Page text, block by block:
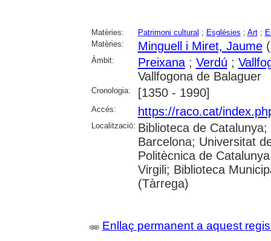
Matèries: Patrimoni cultural ; Esglésies ; Art;
Matèries:
Minguell i Miret, Jaume
Àmbit: Preixana; Verdú ;
Vallfogona de Balaguer
Cronologia: [1350 - 1990]
Accés: https://raco.cat/
Localització: Biblioteca de
Barcelona; Universitat
Politècnica de
Virgili; Biblioteca
(Tàrrega)
Enllaç permanent a aquest